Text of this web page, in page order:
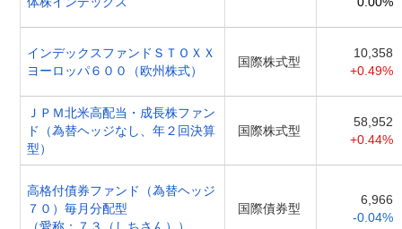
インデックスファンドＳＴＯＸＸ
ヨーロッパ６００（欧州株式）
国際株式型
10,358
+0.49%
ＪＰＭ北米高配当・成長株ファン
ド（為替ヘッジなし、年２回決算
型）
国際株式型
58,952
+0.44%
高格付債券ファンド（為替ヘッジ
７０）毎月分配型
国際債券型
6,966
-0.04%